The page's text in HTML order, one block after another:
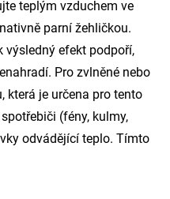
teplým vzduchem ve
parní žehličkou.
výsledný efekt podpoří,
Pro zvlněné nebo
která je určena pro tento
(fény, kulmy,
odvádějící teplo. Tímto